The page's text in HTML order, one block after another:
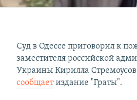
Суд в Одессе приговорил к
заместителя российской
Украины Кирилла
сообщаетиздание "Граты".